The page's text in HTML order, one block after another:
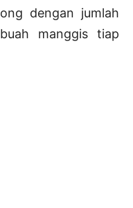
dengan jumlah
manggis tiap